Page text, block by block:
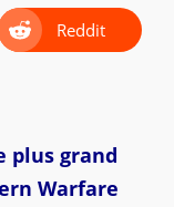
Reddit
plus grand
Warfare